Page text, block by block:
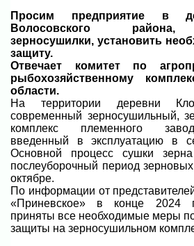
Просим предприятие в
Волосовского района,
зерносушилки, установить
защиту.
Отвечает комитет по
рыбохозяйственному
области.
На территории деревни
современный зерносушильный,
комплекс племенного
введенный в эксплуатацию в
Основной процесс сушки
послеуборочный период зерновых
октябре.
По информации от
«Приневское» в конце 2024
приняты все необходимые меры
защиты на зерносушильном